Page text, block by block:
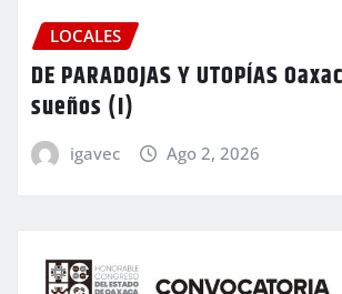
LOCALES
DE PARADOJAS Y UTOPÍAS
sueños (I)
igavec Ago 2, 2026